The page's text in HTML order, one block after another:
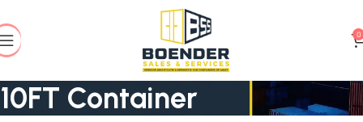
0
10FT Container